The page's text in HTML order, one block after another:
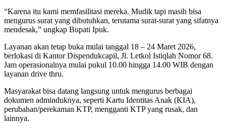
“Karena itu kami memfasilitasi mereka. Mudik tapi masih bisa
mengurus surat yang dibutuhkan, terutama surat-surat yang sifatnya
mendesak,” ungkap Bupati Ipuk.
Layanan akan tetap buka mulai tanggal 18 – 24 Maret 2026,
berlokasi di Kantor Dispendukcapil, Jl. Letkol Istiqlah Nomor 68.
Jam operasionalnya mulai pukul 10.00 hingga 14.00 WIB dengan
layanan drive thru.
Masyarakat bisa datang langsung untuk mengurus berbagai
dokumen adminduknya, seperti Kartu Identitas Anak (KIA),
perubahan/perekaman KTP, mengganti KTP yang rusak, dan
lainnya.